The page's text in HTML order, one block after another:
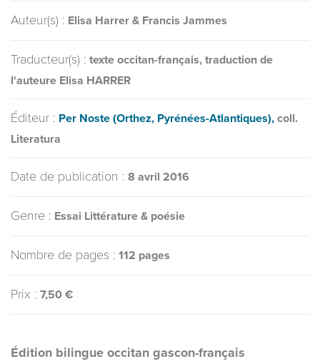
Auteur(s) : Elisa Harrer & Francis Jammes
Traducteur(s) : texte occitan-français, traduction de
l'auteure Elisa HARRER
Éditeur : Per Noste (Orthez, Pyrénées-Atlantiques), coll.
Literatura
Date de publication : 8 avril 2016
Genre : Essai Littérature & poésie
Nombre de pages : 112 pages
Prix : 7,50 €
Édition bilingue occitan gascon-français